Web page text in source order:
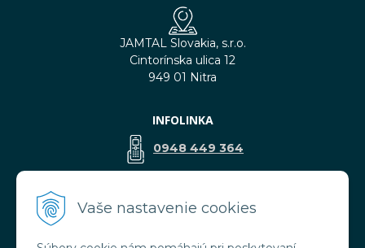
Vaše nastavenie cookies
JAMTAL Slovakia, s.r.o.
Cintorínska ulica 12
949 01 Nitra
INFOLINKA
0948 449 364